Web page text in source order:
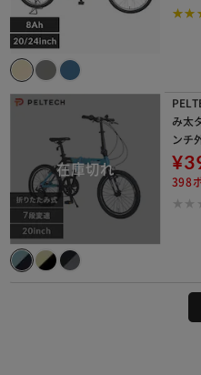
み太
ンチ
398